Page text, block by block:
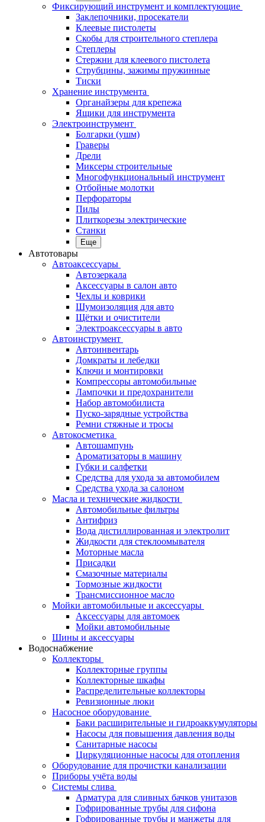
Фиксирующий инструмент и комплектующие
Заклепочники, просекатели
Клеевые пистолеты
Скобы для строительного степлера
Степлеры
Стержни для клеевого пистолета
Струбцины, зажимы пружинные
Тиски
Хранение инструмента
Органайзеры для крепежа
Ящики для инструмента
Электроинструмент
Болгарки (ушм)
Граверы
Дрели
Миксеры строительные
Многофункциональный инструмент
Отбойные молотки
Перфораторы
Пилы
Плиткорезы электрические
Станки
Еще
Автотовары
Автоаксессуары
Автозеркала
Аксессуары в салон авто
Чехлы и коврики
Шумоизоляция для авто
Щётки и очистители
Электроаксессуары в авто
Автоинструмент
Автоинвентарь
Домкраты и лебедки
Ключи и монтировки
Компрессоры автомобильные
Лампочки и предохранители
Набор автомобилиста
Пуско-зарядные устройства
Ремни стяжные и тросы
Автокосметика
Автошампунь
Ароматизаторы в машину
Губки и салфетки
Средства для ухода за автомобилем
Средства ухода за салоном
Масла и технические жидкости
Автомобильные фильтры
Антифриз
Вода дистиллированная и электролит
Жидкости для стеклоомывателя
Моторные масла
Присадки
Смазочные материалы
Тормозные жидкости
Трансмиссионное масло
Мойки автомобильные и аксессуары
Аксессуары для автомоек
Мойки автомобильные
Шины и аксессуары
Водоснабжение
Коллекторы
Коллекторные группы
Коллекторные шкафы
Распределительные коллекторы
Ревизионные люки
Насосное оборудование
Баки расширительные и гидроаккумуляторы
Насосы для повышения давления воды
Санитарные насосы
Циркуляционные насосы для отопления
Оборудование для прочистки канализации
Приборы учёта воды
Системы слива
Арматура для сливных бачков унитазов
Гофрированные трубы для сифона
Гофрированные трубы и манжеты для